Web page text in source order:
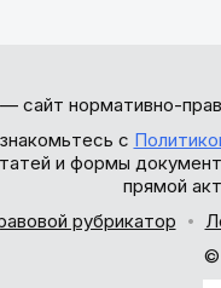
сайт нормативно-
с
и формы
прямой
рубрикатор
©